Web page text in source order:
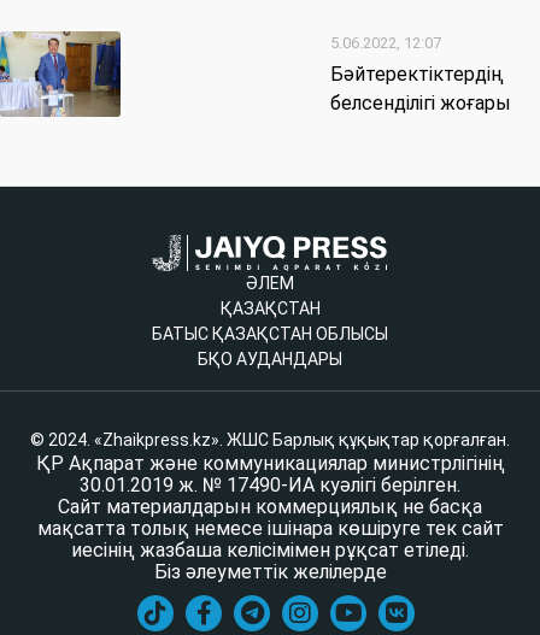
5.06.2022, 12:07
Бәйтеректіктердің
белсенділігі жоғары
ӘЛЕМ
ҚАЗАҚСТАН
БАТЫС ҚАЗАҚСТАН ОБЛЫСЫ
БҚО АУДАНДАРЫ
© 2024. «Zhaikpress.kz». ЖШС Барлық құқықтар қорғалған.
ҚР Ақпарат және коммуникациялар министрлігінің
30.01.2019 ж. № 17490-ИА куәлігі берілген.
Сайт материалдарын коммерциялық не басқа
мақсатта толық немесе ішінара көшіруге тек сайт
иесінің жазбаша келісімімен рұқсат етіледі.
Біз әлеуметтік желілерде